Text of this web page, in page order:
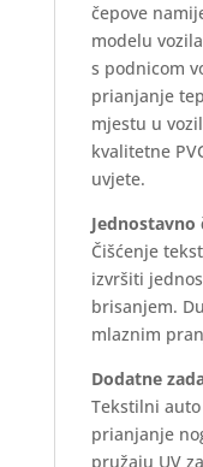
čepove
modelu
s podnicom
prianjanje
mjestu u
kvalitetne
uvjete.
Jednostavno
Čišćenje
izvršiti
brisanjem.
mlaznim
Dodatne
Tekstilni
prianjanje
pružaju UV